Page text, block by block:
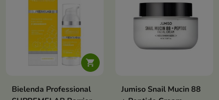

Bielenda Professional
Jumiso Snail Mucin 88